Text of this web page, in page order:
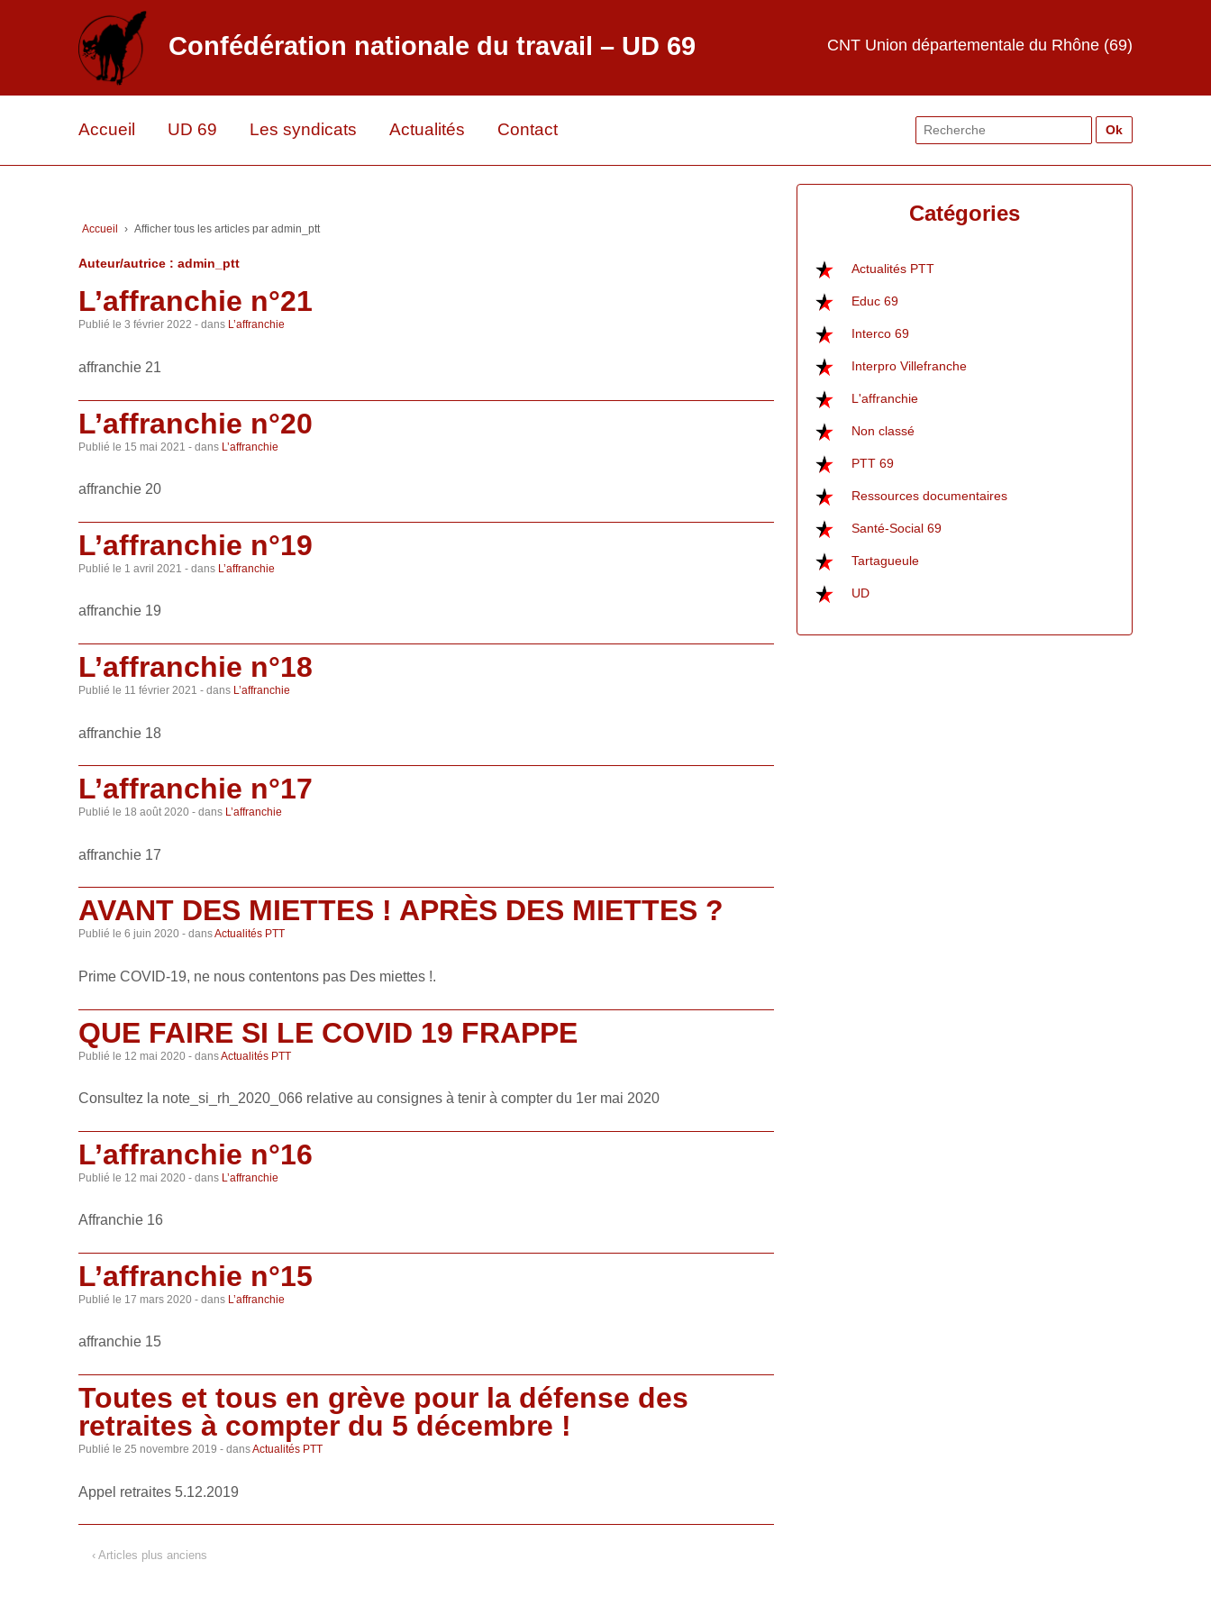
Confédération nationale du travail – UD 69 CNT Union départementale du Rhône (69)
Search
for:
Accueil UD 69 Les syndicats Actualités Contact
Accueil › Afficher tous les articles par admin_ptt
Auteur/autrice : admin_ptt
L’affranchie n°21
Publié le 3 février 2022 - dans L’affranchie
affranchie 21
L’affranchie n°20
Publié le 15 mai 2021 - dans L’affranchie
affranchie 20
L’affranchie n°19
Publié le 1 avril 2021 - dans L’affranchie
affranchie 19
L’affranchie n°18
Publié le 11 février 2021 - dans L’affranchie
affranchie 18
L’affranchie n°17
Publié le 18 août 2020 - dans L’affranchie
affranchie 17
AVANT DES MIETTES ! APRÈS DES MIETTES ?
Publié le 6 juin 2020 - dansActualités PTT
Prime COVID-19, ne nous contentons pas Des miettes !.
QUE FAIRE SI LE COVID 19 FRAPPE
Publié le 12 mai 2020 - dansActualités PTT
Consultez la note_si_rh_2020_066 relative au consignes à tenir à compter du 1er mai 2020
L’affranchie n°16
Publié le 12 mai 2020 - dans L’affranchie
Affranchie 16
L’affranchie n°15
Publié le 17 mars 2020 - dans L’affranchie
affranchie 15
Toutes et tous en grève pour la défense des
retraites à compter du 5 décembre !
Publié le 25 novembre 2019 - dansActualités PTT
Appel retraites 5.12.2019
‹ Articles plus anciens
Catégories
Actualités PTT
Educ 69
Interco 69
Interpro Villefranche
L'affranchie
Non classé
PTT 69
Ressources documentaires
Santé-Social 69
Tartagueule
UD